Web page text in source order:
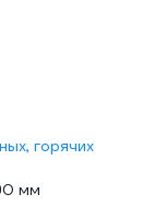
горячих
мм